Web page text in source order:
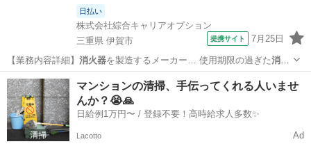
日払い
株式会社綜合キャリアオプション
三重県 伊賀市
提携サイト 7月25日
【業務内容詳細】 消火器 を製造するメーカー… 使用期限の過ぎた消火
器を回収し、 分解と… 報】使用期限切れの消火器 働きやすさバツ…
三重 伊賀市
マンションの清掃、手伝ってくれる人いませ
んか？😭🙏
日給例1万円〜 / 登録不要！高時給求人多数✨
Lacotto Ad